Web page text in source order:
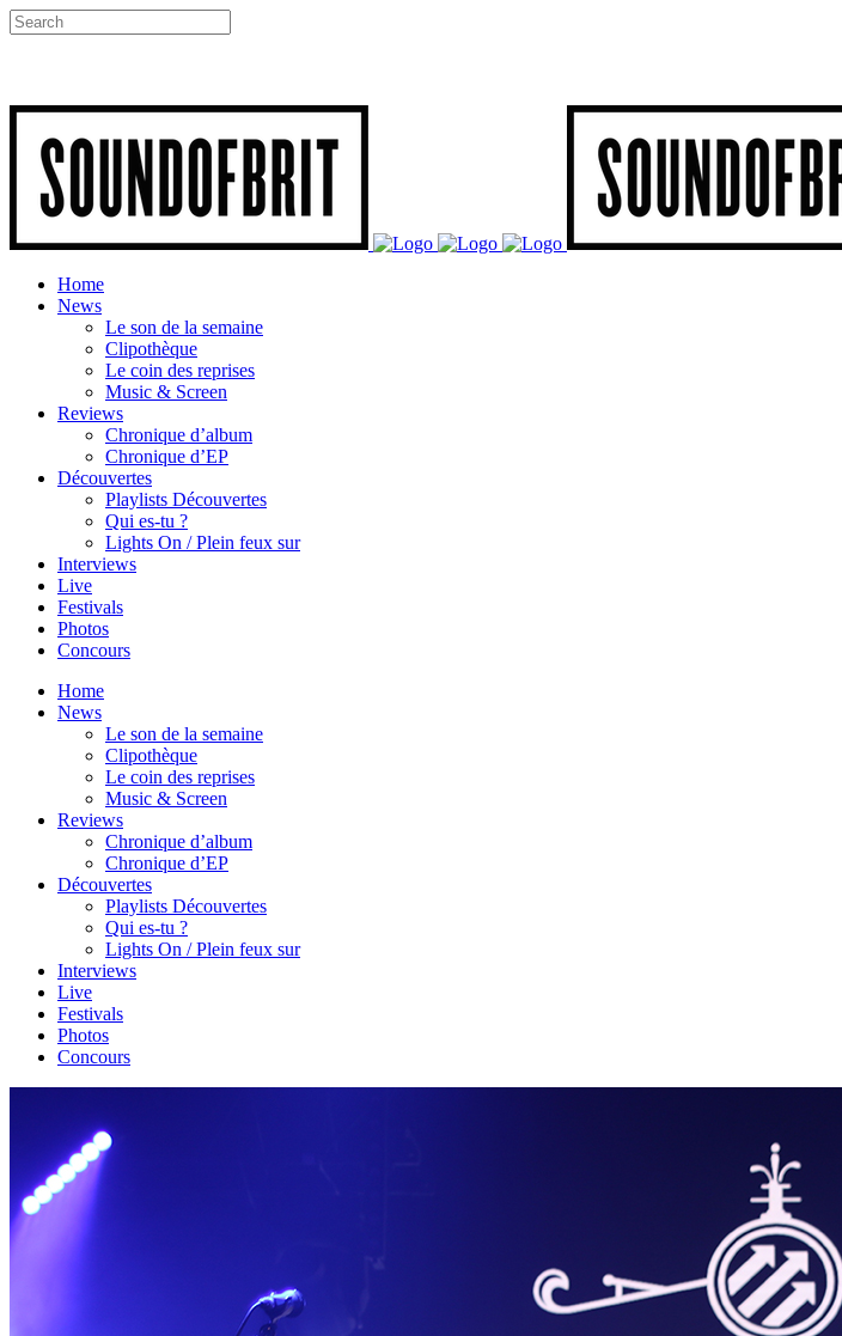
Home
News
Le son de la semaine
Clipothèque
Le coin des reprises
Music & Screen
Reviews
Chronique d’album
Chronique d’EP
Découvertes
Playlists Découvertes
Qui es-tu ?
Lights On / Plein feux sur
Interviews
Live
Festivals
Photos
Concours
Home
News
Le son de la semaine
Clipothèque
Le coin des reprises
Music & Screen
Reviews
Chronique d’album
Chronique d’EP
Découvertes
Playlists Découvertes
Qui es-tu ?
Lights On / Plein feux sur
Interviews
Live
Festivals
Photos
Concours